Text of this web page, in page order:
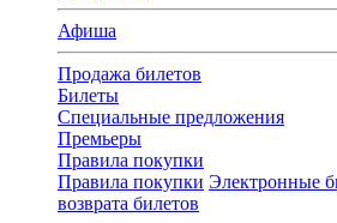
Афиша
Продажа билетов
Билеты
Специальные предложения
Премьеры
Правила покупки
Правила покупки Электронные
возврата билетов